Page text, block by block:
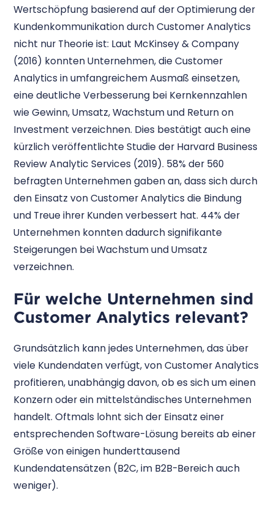
Wertschöpfung basierend auf der Optimierung der
Kundenkommunikation durch Customer Analytics
nicht nur Theorie ist: Laut McKinsey & Company
(2016) konnten Unternehmen, die Customer
Analytics in umfangreichem Ausmaß einsetzen,
eine deutliche Verbesserung bei Kernkennzahlen
wie Gewinn, Umsatz, Wachstum und Return on
Investment verzeichnen. Dies bestätigt auch eine
kürzlich veröffentlichte Studie der Harvard Business
Review Analytic Services (2019). 58% der 560
befragten Unternehmen gaben an, dass sich durch
den Einsatz von Customer Analytics die Bindung
und Treue ihrer Kunden verbessert hat. 44% der
Unternehmen konnten dadurch signifikante
Steigerungen bei Wachstum und Umsatz
verzeichnen.
Für welche Unternehmen sind
Customer Analytics relevant?
Grundsätzlich kann jedes Unternehmen, das über
viele Kundendaten verfügt, von Customer Analytics
profitieren, unabhängig davon, ob es sich um einen
Konzern oder ein mittelständisches Unternehmen
handelt. Oftmals lohnt sich der Einsatz einer
entsprechenden Software-Lösung bereits ab einer
Größe von einigen hunderttausend
Kundendatensätzen (B2C, im B2B-Bereich auch
weniger).